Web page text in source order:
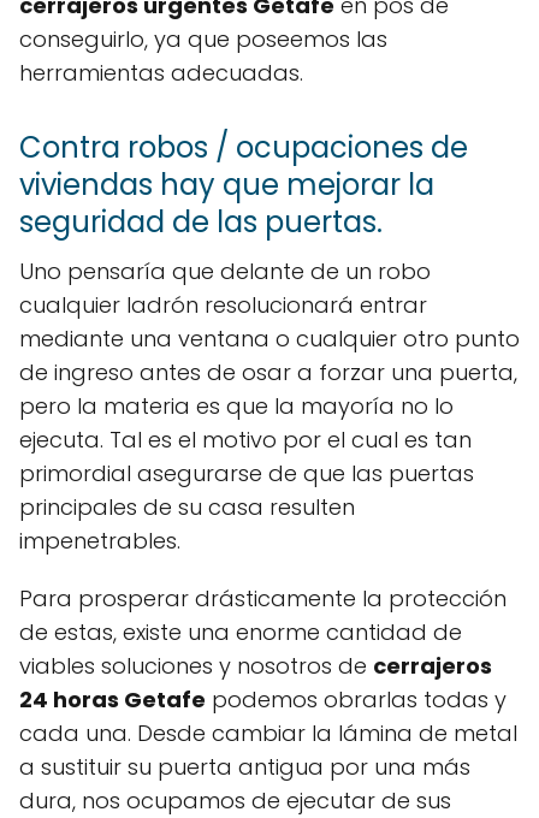
conseguirlo, ya que poseemos las
herramientas adecuadas.
Contra robos / ocupaciones de
viviendas hay que mejorar la
seguridad de las puertas.
Uno pensaría que delante de un robo
cualquier ladrón resolucionará entrar
mediante una ventana o cualquier otro punto
de ingreso antes de osar a forzar una puerta,
pero la materia es que la mayoría no lo
ejecuta. Tal es el motivo por el cual es tan
primordial asegurarse de que las puertas
principales de su casa resulten
impenetrables.
Para prosperar drásticamente la protección
de estas, existe una enorme cantidad de
viables soluciones y nosotros de cerrajeros
24 horas Getafe podemos obrarlas todas y
cada una. Desde cambiar la lámina de metal
a sustituir su puerta antigua por una más
dura, nos ocupamos de ejecutar de sus